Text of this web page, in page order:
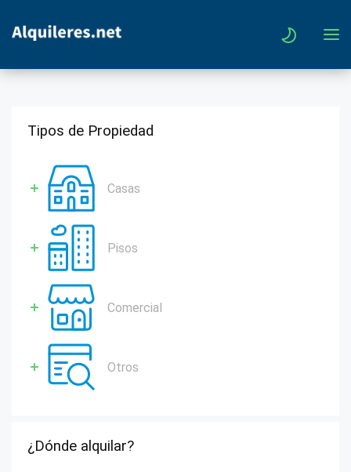
Tipos de Propiedad
Casas
Pisos
Comercial
Otros
¿Dónde alquilar?